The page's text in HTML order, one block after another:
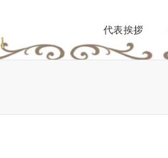
代表挨拶